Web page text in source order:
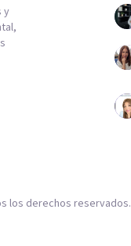
y
los derechos reservados.